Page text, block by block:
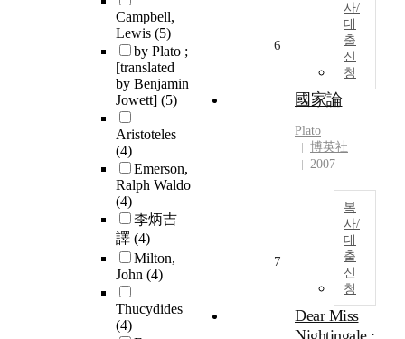
Campbell,
Lewis (5)
by Plato ;
[translated
by Benjamin
Jowett] (5)
Aristoteles
(4)
Emerson,
Ralph Waldo
(4)
李炳吉
譯 (4)
Milton,
John (4)
Thucydides
(4)
사/
대
출
신
청
6
國家論
Plato
博英社
2007
복
사/
대
출
신
청
7
Dear Miss